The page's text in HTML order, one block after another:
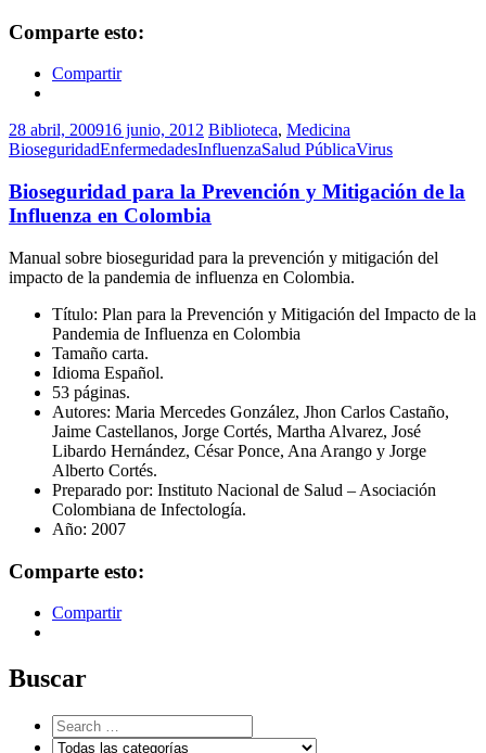
Comparte esto:
Compartir
28 abril, 200916 junio, 2012 Biblioteca, Medicina
BioseguridadEnfermedadesInfluenzaSalud PúblicaVirus
Bioseguridad para la Prevención y Mitigación de la
Influenza en Colombia
Manual sobre bioseguridad para la prevención y mitigación del
impacto de la pandemia de influenza en Colombia.
Título: Plan para la Prevención y Mitigación del Impacto de la
Pandemia de Influenza en Colombia
Tamaño carta.
Idioma Español.
53 páginas.
Autores: Maria Mercedes González, Jhon Carlos Castaño,
Jaime Castellanos, Jorge Cortés, Martha Alvarez, José
Libardo Hernández, César Ponce, Ana Arango y Jorge
Alberto Cortés.
Preparado por: Instituto Nacional de Salud – Asociación
Colombiana de Infectología.
Año: 2007
Comparte esto:
Compartir
Buscar